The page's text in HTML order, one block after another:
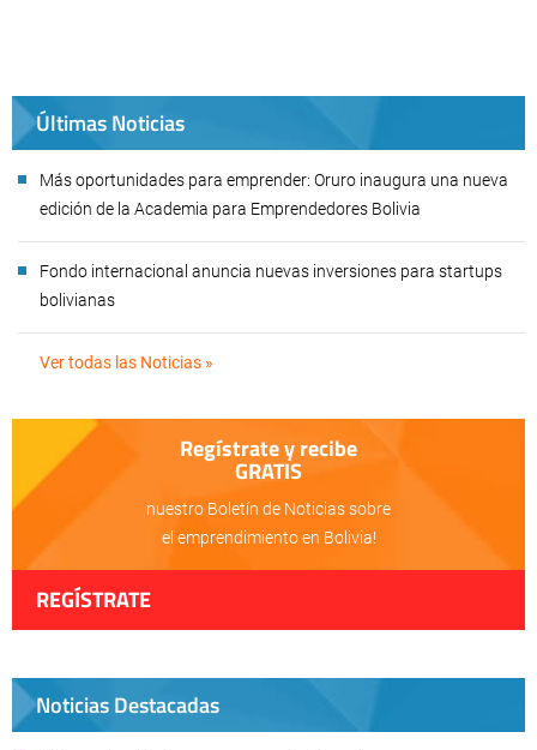
Últimas Noticias
Más oportunidades para emprender: Oruro inaugura una nueva
edición de la Academia para Emprendedores Bolivia
Fondo internacional anuncia nuevas inversiones para startups
bolivianas
Ver todas las Noticias »
Regístrate y recibe
GRATIS
nuestro Boletín de Noticias sobre
el emprendimiento en Bolivia!
REGÍSTRATE
Noticias Destacadas